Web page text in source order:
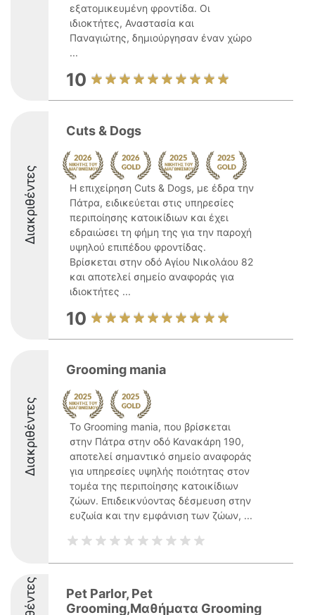
εξατομικευμένη φροντίδα. Οι
ιδιοκτήτες, Αναστασία και
Παναγιώτης, δημιούργησαν έναν χώρο
...
10
Διακριθέντες
Cuts & Dogs
Η επιχείρηση Cuts & Dogs, με έδρα την
Πάτρα, ειδικεύεται στις υπηρεσίες
περιποίησης κατοικίδιων και έχει
εδραιώσει τη φήμη της για την παροχή
υψηλού επιπέδου φροντίδας.
Βρίσκεται στην οδό Αγίου Νικολάου 82
και αποτελεί σημείο αναφοράς για
ιδιοκτήτες ...
10
Διακριθέντες
Grooming mania
Το Grooming mania, που βρίσκεται
στην Πάτρα στην οδό Κανακάρη 190,
αποτελεί σημαντικό σημείο αναφοράς
για υπηρεσίες υψηλής ποιότητας στον
τομέα της περιποίησης κατοικίδιων
ζώων. Επιδεικνύοντας δέσμευση στην
ευζωία και την εμφάνιση των ζώων, ...
Pet Parlor, Pet
Grooming,Μαθήματα Grooming